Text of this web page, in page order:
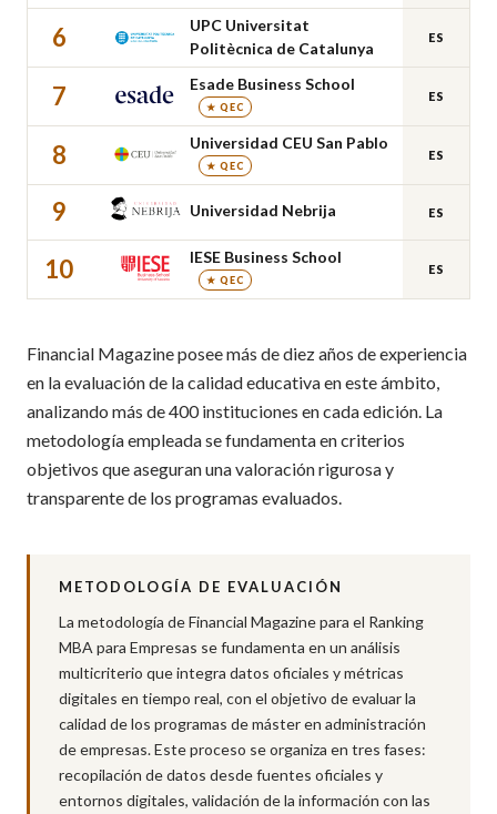
6
UPC Universitat
Politècnica de Catalunya
ES
7 Esade Business School
★ QEC
ES
8 Universidad CEU San Pablo
★ QEC
ES
9 Universidad Nebrija ES
10 IESE Business School
★ QEC
ES
Financial Magazine posee más de diez años de experiencia
en la evaluación de la calidad educativa en este ámbito,
analizando más de 400 instituciones en cada edición. La
metodología empleada se fundamenta en criterios
objetivos que aseguran una valoración rigurosa y
transparente de los programas evaluados.
METODOLOGÍA DE EVALUACIÓN
La metodología de Financial Magazine para el Ranking
MBA para Empresas se fundamenta en un análisis
multicriterio que integra datos oficiales y métricas
digitales en tiempo real, con el objetivo de evaluar la
calidad de los programas de máster en administración
de empresas. Este proceso se organiza en tres fases:
recopilación de datos desde fuentes oficiales y
entornos digitales, validación de la información con las